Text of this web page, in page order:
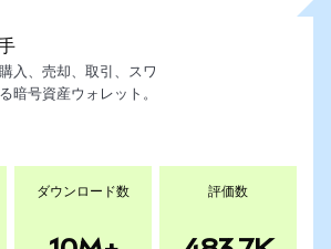
入、売却、取引、スワ
暗号資産ウォレット。
ダウンロード数 評価数